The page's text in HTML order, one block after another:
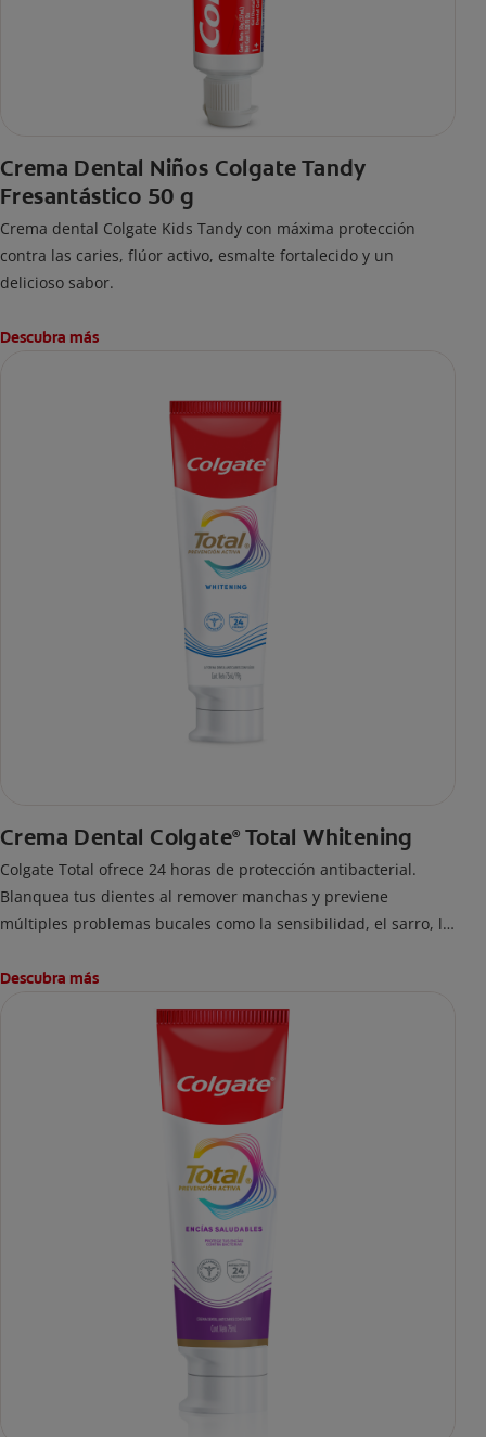
Crema Dental Niños Colgate Tandy
Fresantástico 50 g
Crema dental Colgate Kids Tandy con máxima protección
contra las caries, flúor activo, esmalte fortalecido y un
delicioso sabor.
Descubra más
Crema Dental Colgate® Total Whitening
Colgate Total ofrece 24 horas de protección antibacterial.
Blanquea tus dientes al remover manchas y previene
múltiples problemas bucales como la sensibilidad, el sarro, la
por dentistas.
Descubra más